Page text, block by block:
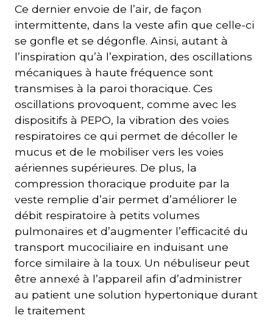
Ce dernier envoie de l’air, de façon
intermittente, dans la veste afin que celle-ci
se gonfle et se dégonfle. Ainsi, autant à
l’inspiration qu’à l’expiration, des oscillations
mécaniques à haute fréquence sont
transmises à la paroi thoracique. Ces
oscillations provoquent, comme avec les
dispositifs à PEPO, la vibration des voies
respiratoires ce qui permet de décoller le
mucus et de le mobiliser vers les voies
aériennes supérieures. De plus, la
compression thoracique produite par la
veste remplie d’air permet d’améliorer le
débit respiratoire à petits volumes
pulmonaires et d’augmenter l’efficacité du
transport mucociliaire en induisant une
force similaire à la toux. Un nébuliseur peut
être annexé à l’appareil afin d’administrer
au patient une solution hypertonique durant
le traitement